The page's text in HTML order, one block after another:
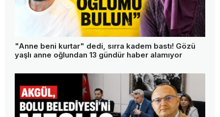
"Anne beni kurtar" dedi, sırra kadem bastı! Gözü
yaşlı anne oğlundan 13 gündür haber alamıyor